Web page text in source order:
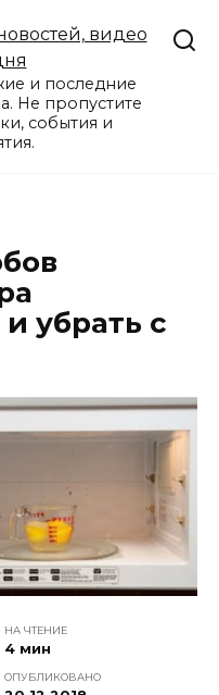
и последние
Не пропустите
события и
убрать с
НА ЧТЕНИЕ
4 мин
ОПУБЛИКОВАНО